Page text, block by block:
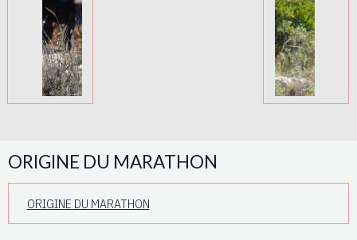
ORIGINE DU MARATHON
ORIGINE DU MARATHON